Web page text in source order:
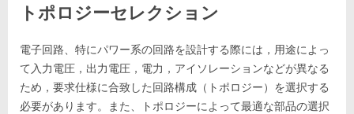
トポロジーセレクション
電子回路、特にパワー系の回路を設計する際には，用途によっ
て入力電圧，出力電圧，電力，アイソレーションなどが異なる
ため，要求仕様に合致した回路構成（トポロジー）を選択する
必要があります。また、トポロジーによって最適な部品の選択